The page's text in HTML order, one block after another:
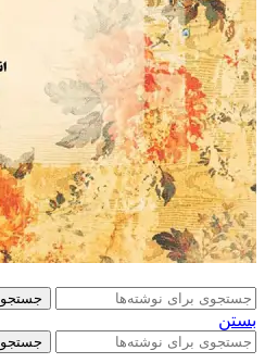
جستجو
بستن
جستجو